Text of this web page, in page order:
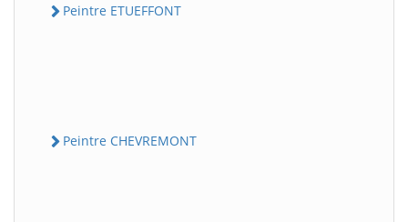
Peintre ETUEFFONT
Peintre CHEVREMONT